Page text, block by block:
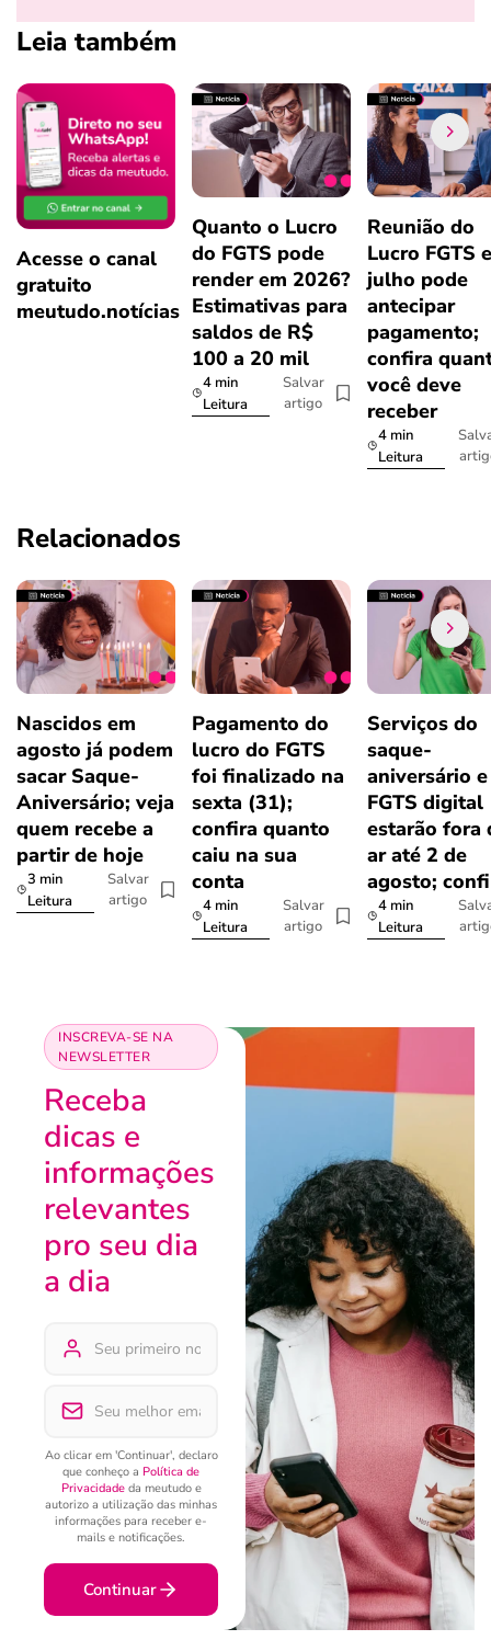
Leia também
Acesse o canal
gratuito
meutudo.notícias
Quanto o Lucro
do FGTS pode
render em 2026?
Estimativas para
saldos de R$
100 a 20 mil
4 min
Leitura
Salvar
artigo
Reunião do
Lucro FGTS
julho pode
antecipar
pagamento;
confira
você deve
receber
4 min
Leitura
Relacionados
Nascidos em
agosto já podem
sacar Saque-
Aniversário; veja
quem recebe a
partir de hoje
3 min
Leitura
Salvar
artigo
Pagamento do
lucro do FGTS
foi finalizado na
sexta (31);
confira quanto
caiu na sua
conta
4 min
Leitura
Salvar
artigo
Serviços do
saque-
aniversário e
FGTS digital
estarão fora
ar até 2 de
agosto;
4 min
Leitura
INSCREVA-SE NA
NEWSLETTER
Receba
dicas e
informações
relevantes
pro seu dia
a dia
Ao clicar em 'Continuar', declaro
que conheço a Política de
Privacidadeda meutudo e
autorizo a utilização das minhas
informações para receber e-
mails e notificações.
Continuar